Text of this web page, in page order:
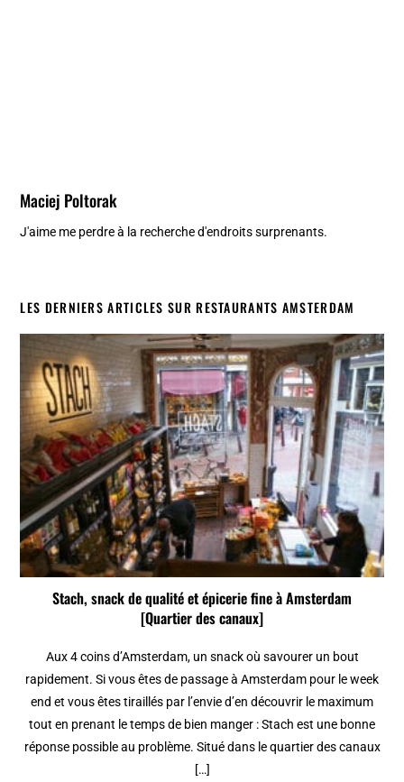
Maciej Poltorak
J'aime me perdre à la recherche d'endroits surprenants.
LES DERNIERS ARTICLES SUR RESTAURANTS AMSTERDAM
Stach, snack de qualité et épicerie fine à Amsterdam
[Quartier des canaux]
Aux 4 coins d’Amsterdam, un snack où savourer un bout
rapidement. Si vous êtes de passage à Amsterdam pour le week
end et vous êtes tiraillés par l’envie d’en découvrir le maximum
tout en prenant le temps de bien manger : Stach est une bonne
réponse possible au problème. Situé dans le quartier des canaux
[…]